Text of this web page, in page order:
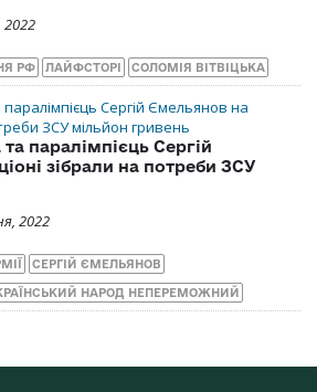
2022
РФ ЛАЙФСТОРІ СОЛОМІЯ ВІТВІЦЬКА
паралімпієць Сергій
зібрали на потреби ЗСУ
2022
СЕРГІЙ ЄМЕЛЬЯНОВ
НАРОД НЕПЕРЕМОЖНИЙ